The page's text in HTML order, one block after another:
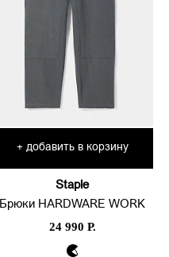
+ добавить в корзину
Staple
Брюки HARDWARE WORK
24 990 Р.